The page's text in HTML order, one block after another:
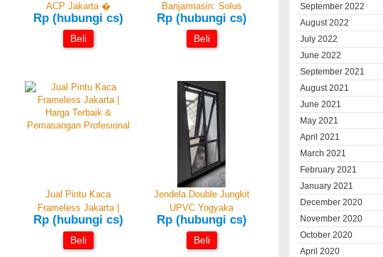
ACP Jakarta �
Rp (hubungi cs)
Beli
Banjarmasin: Solus
Rp (hubungi cs)
Beli
Jual Pintu Kaca
Frameless Jakarta |
Rp (hubungi cs)
Beli
Jendela Double Jungkit
UPVC Yogyaka
Rp (hubungi cs)
Beli
September 2022
August 2022
July 2022
June 2022
September 2021
August 2021
June 2021
May 2021
April 2021
March 2021
February 2021
January 2021
December 2020
November 2020
October 2020
April 2020